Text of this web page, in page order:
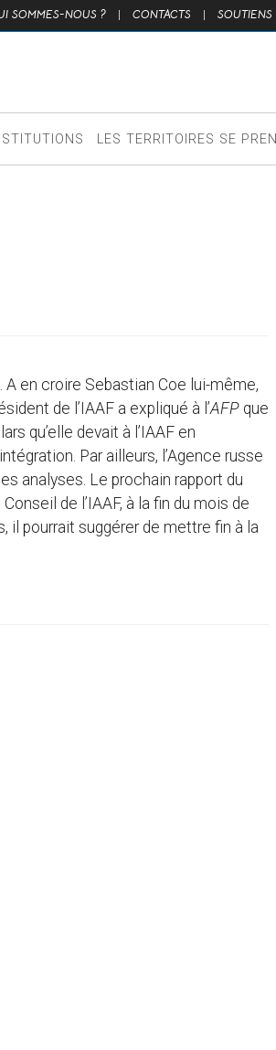
SOMMES-NOUS ? | CONTACTS | SOUTIENS
LES TERRITOIRES SE
en croire Sebastian Coe lui-même,
de l’IAAF a expliqué à l’AFP que
qu’elle devait à l’IAAF en
Par ailleurs, l’Agence russe
analyses. Le prochain rapport du
de l’IAAF, à la fin du mois de
il pourrait suggérer de mettre fin à la